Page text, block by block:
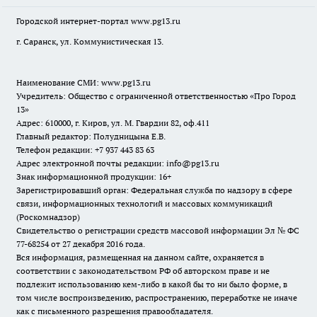
Городской интернет-портал www.pg13.ru
г. Саранск, ул. Коммунистическая 13.
Наименование СМИ: www.pg13.ru
Учредитель: Общество с ограниченной ответственностью «Про Город
13»
Адрес: 610000, г. Киров, ул. М. Гвардии 82, оф.411
Главный редактор: Полудницына Е.В.
Телефон редакции: +7 937 443 83 63
Адрес электронной почты редакции: info@pg13.ru
Знак информационной продукции: 16+
Зарегистрировавший орган: Федеральная служба по надзору в сфере
связи, информационных технологий и массовых коммуникаций
(Роскомнадзор)
Свидетельство о регистрации средств массовой информации Эл № ФС
77-68254 от 27 декабря 2016 года.
Вся информация, размещенная на данном сайте, охраняется в
соответствии с законодательством РФ об авторском праве и не
подлежит использованию кем-либо в какой бы то ни было форме, в
том числе воспроизведению, распространению, переработке не иначе
как с письменного разрешения правообладателя.